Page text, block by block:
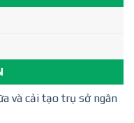
và cải tạo trụ sở ngân